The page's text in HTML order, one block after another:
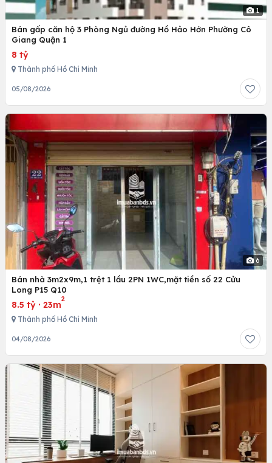
1
Bán gấp căn hộ 3 Phòng Ngủ đường Hồ Hảo Hớn Phường Cô
Giang Quận 1
8 tỷ
Thành phố Hồ Chí Minh
05/08/2026
6
Bán nhà 3m2x9m,1 trệt 1 lầu 2PN 1WC,mặt tiền số 22 Cửu
Long P15 Q10
8.5 tỷ · 23m
2
Thành phố Hồ Chí Minh
04/08/2026